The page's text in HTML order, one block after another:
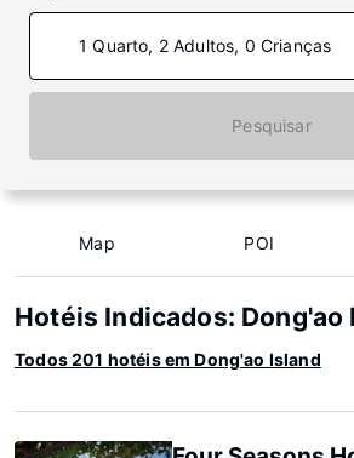
1 Quarto, 2 Adultos, 0 Crianças
Pesquisar
Map POI
Hotéis Indicados: Dong'ao
Todos 201 hotéis em Dong'ao Island